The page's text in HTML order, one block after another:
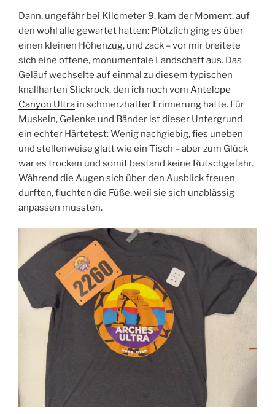
Dann, ungefähr bei Kilometer 9, kam der Moment, auf
den wohl alle gewartet hatten: Plötzlich ging es über
einen kleinen Höhenzug, und zack – vor mir breitete
sich eine offene, monumentale Landschaft aus. Das
Geläuf wechselte auf einmal zu diesem typischen
knallharten Slickrock, den ich noch vom Antelope
Canyon Ultra in schmerzhafter Erinnerung hatte. Für
Muskeln, Gelenke und Bänder ist dieser Untergrund
ein echter Härtetest: Wenig nachgiebig, fies uneben
und stellenweise glatt wie ein Tisch – aber zum Glück
war es trocken und somit bestand keine Rutschgefahr.
Während die Augen sich über den Ausblick freuen
durften, fluchten die Füße, weil sie sich unablässig
anpassen mussten.